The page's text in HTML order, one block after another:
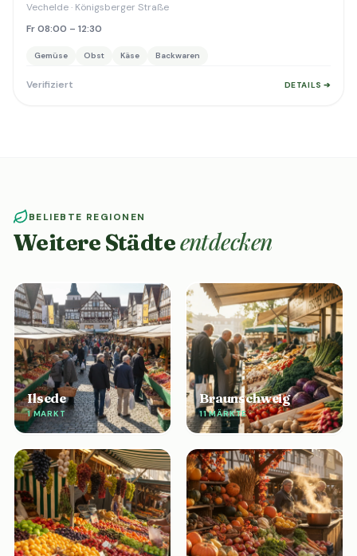
Vechelde · Königsberger Straße
Fr 08:00 – 12:30
Gemüse Obst Käse Backwaren
Verifiziert DETAILS ➔
BELIEBTE REGIONEN
Weitere Städteentdecken
Ilsede
1 MARKT
Braunschweig
11 MÄRKTE